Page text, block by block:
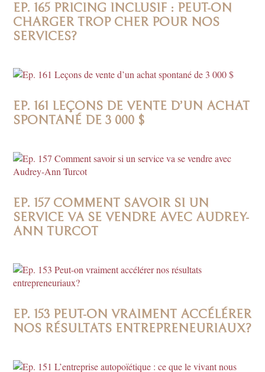
EP. 165 PRICING INCLUSIF : PEUT-ON
CHARGER TROP CHER POUR NOS
SERVICES?
EP. 161 LEÇONS DE VENTE D’UN ACHAT
SPONTANÉ DE 3 000 $
EP. 157 COMMENT SAVOIR SI UN
SERVICE VA SE VENDRE AVEC AUDREY-
ANN TURCOT
EP. 153 PEUT-ON VRAIMENT ACCÉLÉRER
NOS RÉSULTATS ENTREPRENEURIAUX?